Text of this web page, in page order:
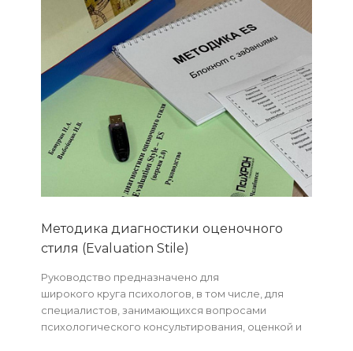
Методика диагностики оценочного
стиля (Evaluation Stile)
Руководство предназначено для
широкого круга психологов, в том числе, для
специалистов, занимающихся вопросами
психологического консультирования, оценкой и